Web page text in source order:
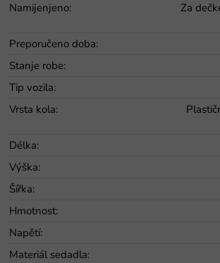
Namijenjeno:
Za
Preporučeno doba:
Stanje robe:
Tip vozila:
Vrsta kola:
Délka:
Výška:
Šířka:
Hmotnost:
Napětí:
Materiál sedadla: